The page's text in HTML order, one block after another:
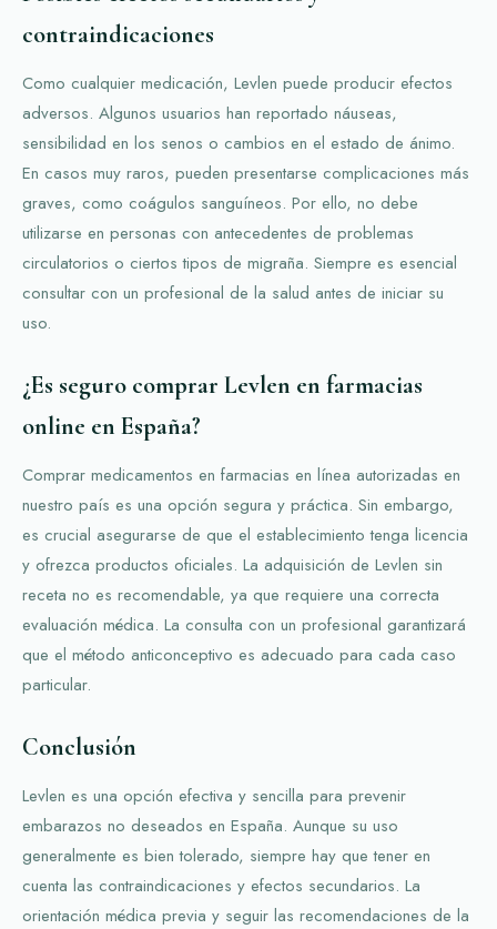
contraindicaciones
Como cualquier medicación, Levlen puede producir efectos
adversos. Algunos usuarios han reportado náuseas,
sensibilidad en los senos o cambios en el estado de ánimo.
En casos muy raros, pueden presentarse complicaciones más
graves, como coágulos sanguíneos. Por ello, no debe
utilizarse en personas con antecedentes de problemas
circulatorios o ciertos tipos de migraña. Siempre es esencial
consultar con un profesional de la salud antes de iniciar su
uso.
¿Es seguro comprar Levlen en farmacias
online en España?
Comprar medicamentos en farmacias en línea autorizadas en
nuestro país es una opción segura y práctica. Sin embargo,
es crucial asegurarse de que el establecimiento tenga licencia
y ofrezca productos oficiales. La adquisición de Levlen sin
receta no es recomendable, ya que requiere una correcta
evaluación médica. La consulta con un profesional garantizará
que el método anticonceptivo es adecuado para cada caso
particular.
Conclusión
Levlen es una opción efectiva y sencilla para prevenir
embarazos no deseados en España. Aunque su uso
generalmente es bien tolerado, siempre hay que tener en
cuenta las contraindicaciones y efectos secundarios. La
orientación médica previa y seguir las recomendaciones de la